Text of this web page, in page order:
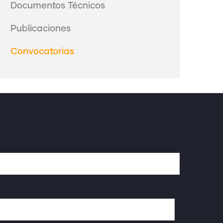
Documentos Técnicos
Publicaciones
Convocatorias